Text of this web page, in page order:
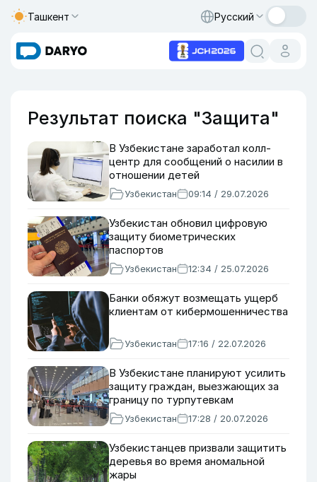
Ташкент Русский
Результат поиска "Защита"
В Узбекистане заработал колл-
центр для сообщений о насилии в
отношении детей
Узбекистан 09:14 / 29.07.2026
Узбекистан обновил цифровую
защиту биометрических
паспортов
Узбекистан 12:34 / 25.07.2026
Банки обяжут возмещать ущерб
клиентам от кибермошенничества
Узбекистан 17:16 / 22.07.2026
В Узбекистане планируют усилить
защиту граждан, выезжающих за
границу по турпутевкам
Узбекистан 17:28 / 20.07.2026
Узбекистанцев призвали защитить
деревья во время аномальной
жары